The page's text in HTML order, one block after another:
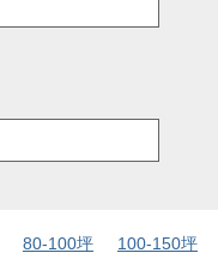
80-100坪 100-150坪